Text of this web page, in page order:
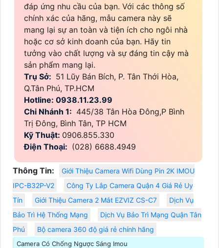
đáp ứng nhu cầu của bạn. Với các thông số
chính xác của hãng, mẫu camera này sẽ
mang lại sự an toàn và tiện ích cho ngôi nhà
hoặc cơ sở kinh doanh của bạn. Hãy tin
tưởng vào chất lượng và sự đáng tin cậy mà
sản phẩm mang lại.
Trụ Sở: 51 Lũy Bán Bích, P. Tân Thới Hòa,
Q.Tân Phú, TP.HCM
Hotline: 0938.11.23.99
Chi Nhánh 1: 445/38 Tân Hòa Đông,P Bình
Trị Đông, Bình Tân, TP HCM
Kỹ Thuật: 0906.855.330
Điện Thoại: (028) 6688.4949
Thông Tin:
Giới Thiệu Camera Wifi Dùng Pin 2K IMOU
IPC-B32P-V2
Công Ty Lắp Camera Quận 4 Giá Rẻ Uy
Tín
Giới Thiệu Camera 2 Mắt EZVIZ CS-C7
Dịch Vụ
Bảo Trì Hệ Thống Mạng
Dịch Vụ Bảo Trì Mạng Quận Tân
Phú
Bộ camera 360 độ giá rẻ chính hãng
Camera Có Chống Ngược Sáng Imou